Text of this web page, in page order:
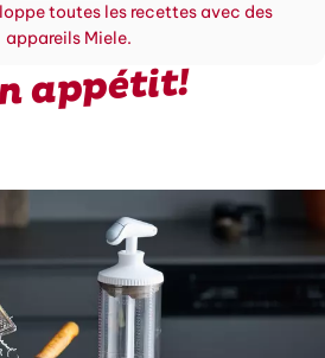
toutes les recettes avec des
appareils Miele.
appétit!